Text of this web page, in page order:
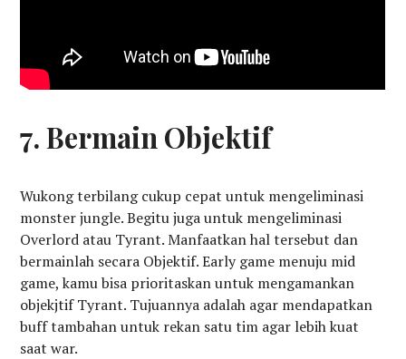
7. Bermain Objektif
Wukong terbilang cukup cepat untuk mengeliminasi
monster jungle. Begitu juga untuk mengeliminasi
Overlord atau Tyrant. Manfaatkan hal tersebut dan
bermainlah secara Objektif. Early game menuju mid
game, kamu bisa prioritaskan untuk mengamankan
objekjtif Tyrant. Tujuannya adalah agar mendapatkan
buff tambahan untuk rekan satu tim agar lebih kuat
saat war.